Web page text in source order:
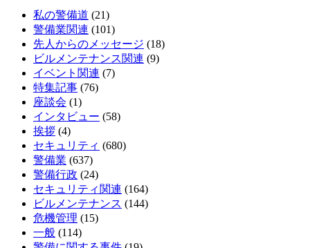
私の警備道 (21)
警備業関連 (101)
先人からのメッセージ (18)
ビルメンテナンス関連 (9)
イベント関連 (7)
特集記事 (76)
座談会 (1)
インタビュー (58)
挨拶 (4)
セキュリティ (680)
警備業 (637)
警備行政 (24)
セキュリティ関連 (164)
ビルメンテナンス (144)
危機管理 (15)
一般 (114)